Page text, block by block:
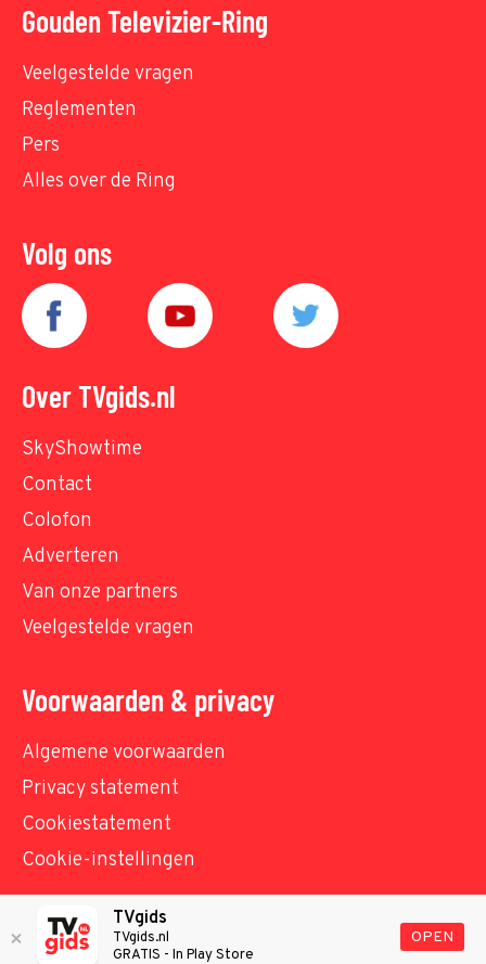
Gouden Televizier-Ring
Veelgestelde vragen
Reglementen
Pers
Alles over de Ring
Volg ons
Over TVgids.nl
SkyShowtime
Contact
Colofon
Adverteren
Van onze partners
Veelgestelde vragen
Voorwaarden & privacy
Algemene voorwaarden
Privacy statement
Cookiestatement
Cookie-instellingen
© TVgids.nl 2026 - All rights reserved. No text and
datamining.
TVgids
TVgids.nl
GRATIS - In Play Store
OPEN